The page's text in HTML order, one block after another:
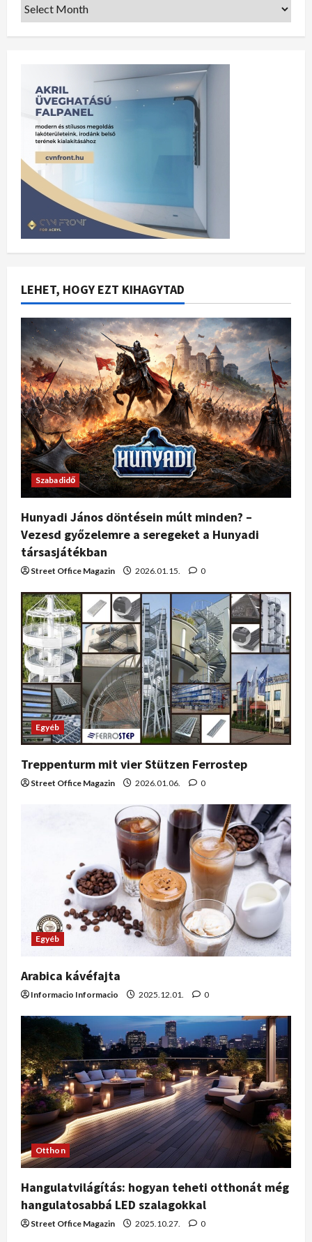
LEHET, HOGY EZT KIHAGYTAD
Szabadidő
Hunyadi János döntésein múlt minden? –
Vezesd győzelemre a seregeket a Hunyadi
társasjátékban
Street Office Magazin 2026.01.15. 0
Egyéb
Treppenturm mit vier Stützen Ferrostep
Street Office Magazin 2026.01.06. 0
Egyéb
Arabica kávéfajta
Informacio Informacio 2025.12.01. 0
Otthon
Hangulatvilágítás: hogyan teheti otthonát még
hangulatosabbá LED szalagokkal
Street Office Magazin 2025.10.27. 0